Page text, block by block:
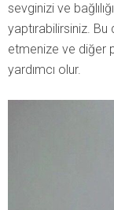
sevginizi ve
yaptırabilirsiniz.
etmenize ve diğer
yardımcı olur.